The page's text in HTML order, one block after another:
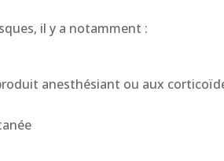
il y a notamment :
anesthésiant ou aux